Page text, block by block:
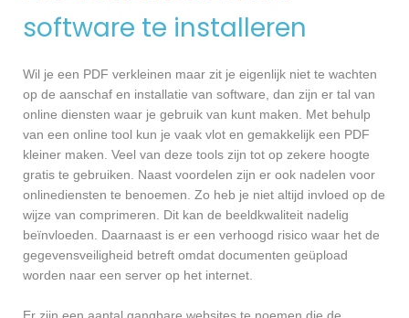
software te installeren
Wil je een PDF verkleinen maar zit je eigenlijk niet te wachten
op de aanschaf en installatie van software, dan zijn er tal van
online diensten waar je gebruik van kunt maken. Met behulp
van een online tool kun je vaak vlot en gemakkelijk een PDF
kleiner maken. Veel van deze tools zijn tot op zekere hoogte
gratis te gebruiken. Naast voordelen zijn er ook nadelen voor
onlinediensten te benoemen. Zo heb je niet altijd invloed op de
wijze van comprimeren. Dit kan de beeldkwaliteit nadelig
beïnvloeden. Daarnaast is er een verhoogd risico waar het de
gegevensveiligheid betreft omdat documenten geüpload
worden naar een server op het internet.